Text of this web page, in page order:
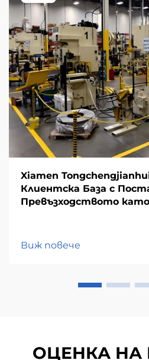
Xiamen
Клиентска База с
Превъзходството
Виж повече
ОЦЕНКА НА